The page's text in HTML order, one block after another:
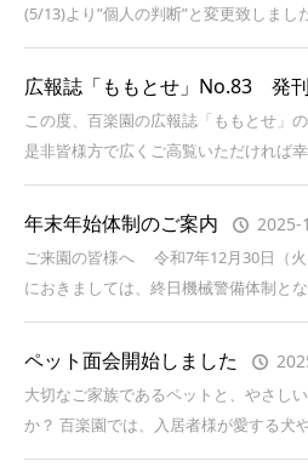
(5/13)より”個人の判断”と変更致しまし
広報誌「ももとせ」No.83 発刊
この度、百楽園の広報誌「ももとせ」
是非皆様方で広くご高覧いただければ
年末年始体制のご案内 2025-
ご来園の皆様へ 令和7年12月30日（火
におきましては、終日機械警備体制と
ペット面会開始しました
大切なご家族であるペットと、やさし
か？ 百楽園では、入居者様が愛する犬